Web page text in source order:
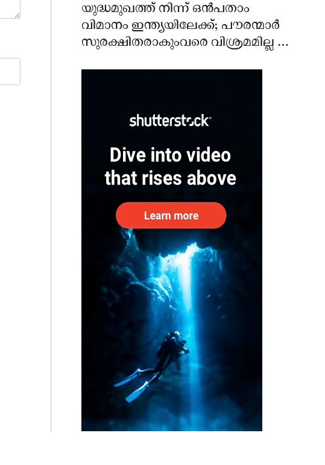
യുദ്ധമുഖത്ത് നിന്ന് ഒൻപതാം
വിമാനം ഇന്ത്യയിലേക്ക്; പൗരന്മാർ
സുരക്ഷിതരാകുംവരെ വിശ്രമമില്ല –